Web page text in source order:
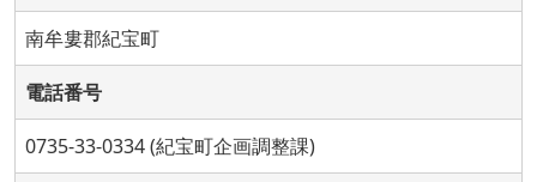
南牟婁郡紀宝町
電話番号
0735-33-0334 (紀宝町企画調整課)